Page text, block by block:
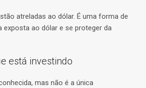
atreladas ao dólar. É uma forma de
exposta ao dólar e se proteger da
está investindo
mas não é a única